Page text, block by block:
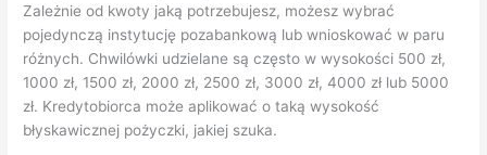
Zależnie od kwoty jaką potrzebujesz, możesz wybrać
pojedynczą instytucję pozabankową lub wnioskować w paru
różnych. Chwilówki udzielane są często w wysokości 500 zł,
1000 zł, 1500 zł, 2000 zł, 2500 zł, 3000 zł, 4000 zł lub 5000
zł. Kredytobiorca może aplikować o taką wysokość
błyskawicznej pożyczki, jakiej szuka.